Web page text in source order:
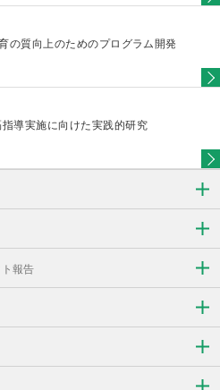
の質向上のためのプログラム開発
導実施に向けた実践的研究
報告